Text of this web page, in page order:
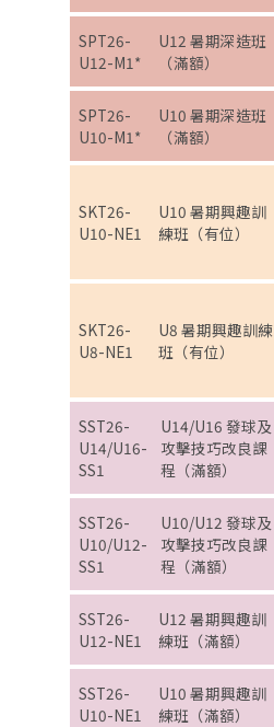
SPT26-
U12-M1*
U12 暑期深造班
（滿額）
SPT26-
U10-M1*
U10 暑期深造班
（滿額）
SKT26-
U10-NE1
U10 暑期興趣訓
練班（有位）
SKT26-
U8-NE1
U8 暑期興趣訓練
班（有位）
SST26-
U14/U16-
SS1
U14/U16 發球及
攻擊技巧改良課
程（滿額）
SST26-
U10/U12-
SS1
U10/U12 發球及
攻擊技巧改良課
程（滿額）
SST26-
U12-NE1
U12 暑期興趣訓
練班（滿額）
SST26-
U10-NE1
U10 暑期興趣訓
練班（滿額）